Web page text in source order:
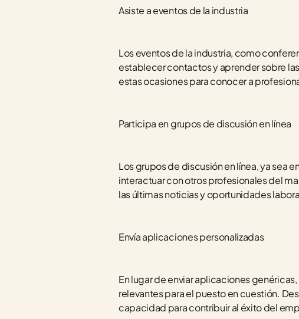
Asiste a eventos de la industria
Los eventos de la industria, como
establecer contactos y aprender sobre
estas ocasiones para conocer a
Participa en grupos de discusión en línea
Los grupos de discusión en línea, ya sea
interactuar con otros profesionales del
las últimas noticias y oportunidades
Envía aplicaciones personalizadas
En lugar de enviar aplicaciones
relevantes para el puesto en cuestión.
capacidad para contribuir al éxito del